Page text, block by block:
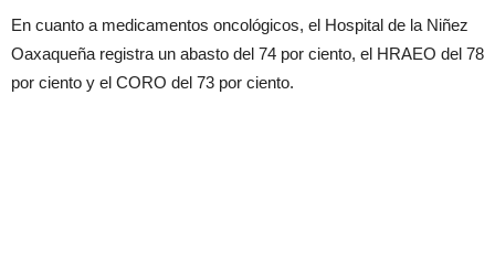
En cuanto a medicamentos oncológicos, el Hospital de la Niñez
Oaxaqueña registra un abasto del 74 por ciento, el HRAEO del 78
por ciento y el CORO del 73 por ciento.